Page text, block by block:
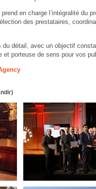
en charge l’intégralité du
des prestataires,
détail, avec un objectif
et porteuse de sens pour vos